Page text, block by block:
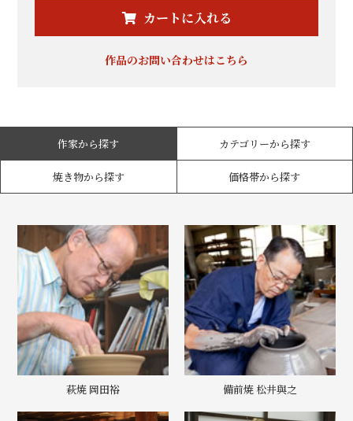
カートに入れる
作品のお問い合わせはこちら
作家から探す カテゴリーから探す
焼き物から探す 価格帯から探す
萩焼 岡田裕 備前焼 松井與之